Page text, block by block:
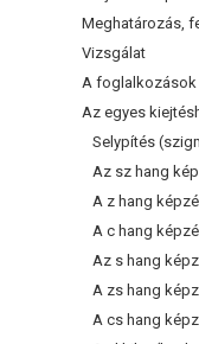
Meghatározás,
Vizsgálat
A foglalkozások
Az egyes
Selypítés
Az sz hang
A z hang
A c hang
Az s hang
A zs hang
A cs hang